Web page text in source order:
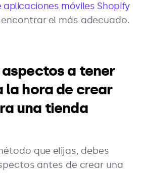
móviles Shopify
el más adecuado.
a tener
la hora de crear
una tienda
que elijas, debes
antes de crear una